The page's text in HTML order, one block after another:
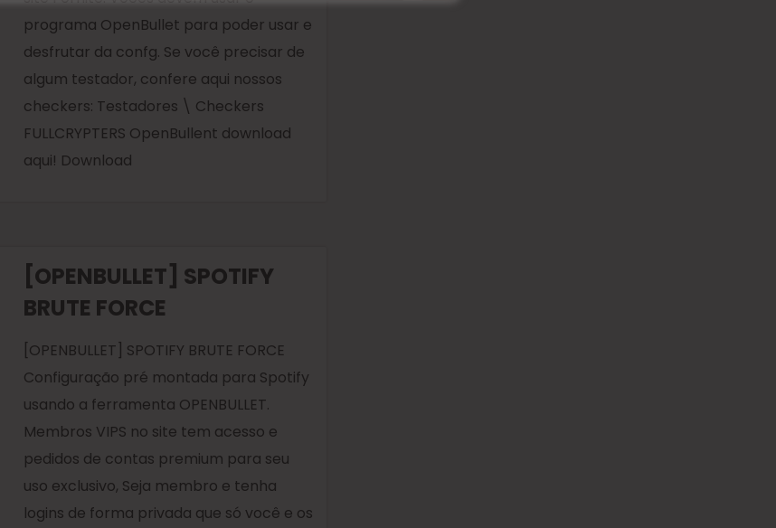
programa OpenBullet para poder usar e
desfrutar da confg. Se você precisar de
algum testador, confere aqui nossos
checkers: Testadores \ Checkers
FULLCRYPTERS OpenBullent download
aqui! Download
[OPENBULLET] SPOTIFY
BRUTE FORCE
[OPENBULLET] SPOTIFY BRUTE FORCE
Configuração pré montada para Spotify
usando a ferramenta OPENBULLET.
Membros VIPS no site tem acesso e
pedidos de contas premium para seu
uso exclusivo, Seja membro e tenha
logins de forma privada que só você e os